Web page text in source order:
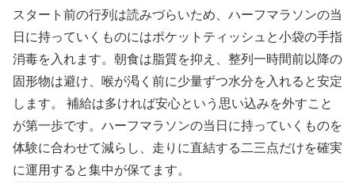
スタート前の行列は読みづらいため、ハーフマラソンの当
日に持っていくものにはポケットティッシュと小袋の手指
消毒を入れます。朝食は脂質を抑え、整列一時間前以降の
固形物は避け、喉が渇く前に少量ずつ水分を入れると安定
します。 補給は多ければ安心という思い込みを外すこと
が第一歩です。ハーフマラソンの当日に持っていくものを
体験に合わせて減らし、走りに直結する二三点だけを確実
に運用すると集中が保てます。